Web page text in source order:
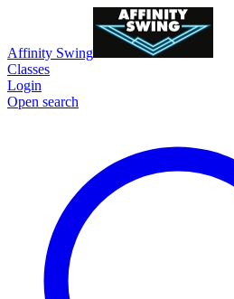
Affinity Swing
Classes
Login
Open search